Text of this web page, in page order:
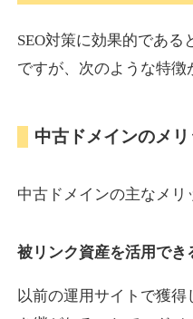
DA37 外部リンク数
10,800円 入札 0件
外部リンク数
SEO対策に効果的であ
ですが、次のような特徴
中古ドメインのメリ
中古ドメインの主なメリ
被リンク資産を活用でき
以前の運用サイトで獲得